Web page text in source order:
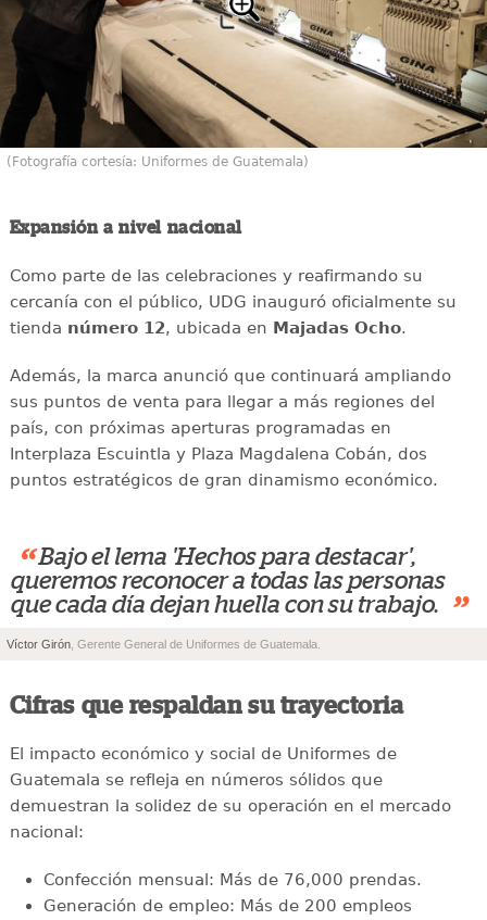
(Fotografía cortesía: Uniformes de Guatemala)
Expansión a nivel nacional
Como parte de las celebraciones y reafirmando su
cercanía con el público, UDG inauguró oficialmente su
tienda número 12, ubicada en Majadas Ocho.
Además, la marca anunció que continuará ampliando
sus puntos de venta para llegar a más regiones del
país, con próximas aperturas programadas en
Interplaza Escuintla y Plaza Magdalena Cobán, dos
puntos estratégicos de gran dinamismo económico.
“ Bajo el lema 'Hechos para destacar',
queremos reconocer a todas las personas
que cada día dejan huella con su trabajo.
”
Víctor Girón , Gerente General de Uniformes de Guatemala.
Cifras que respaldan su trayectoria
El impacto económico y social de Uniformes de
Guatemala se refleja en números sólidos que
demuestran la solidez de su operación en el mercado
nacional:
Confección mensual: Más de 76,000 prendas.
Generación de empleo: Más de 200 empleos